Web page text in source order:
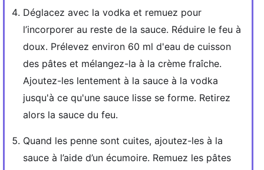
Déglacez avec la vodka et remuez pour
l’incorporer au reste de la sauce. Réduire le feu à
doux. Prélevez environ 60 ml d'eau de cuisson
des pâtes et mélangez-la à la crème fraîche.
Ajoutez-les lentement à la sauce à la vodka
jusqu'à ce qu'une sauce lisse se forme. Retirez
alors la sauce du feu.
Quand les penne sont cuites, ajoutez-les à la
sauce à l’aide d’un écumoire. Remuez les pâtes